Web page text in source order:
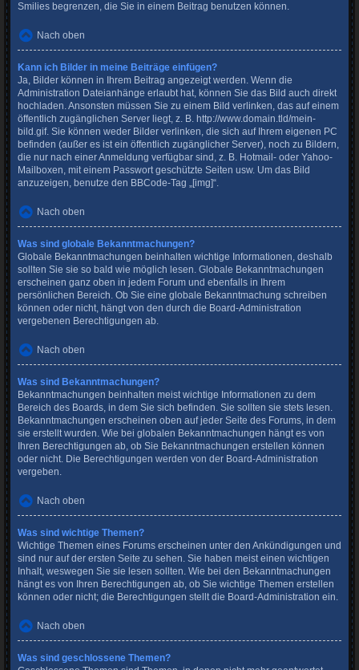
Smilies begrenzen, die Sie in einem Beitrag benutzen können.
Nach oben
Kann ich Bilder in meine Beiträge einfügen?
Ja, Bilder können in Ihrem Beitrag angezeigt werden. Wenn die
Administration Dateianhänge erlaubt hat, können Sie das Bild auch direkt
hochladen. Ansonsten müssen Sie zu einem Bild verlinken, das auf einem
öffentlich zugänglichen Server liegt, z. B. http://www.domain.tld/mein-
bild.gif. Sie können weder Bilder verlinken, die sich auf Ihrem eigenen PC
befinden (außer es ist ein öffentlich zugänglicher Server), noch zu Bildern,
die nur nach einer Anmeldung verfügbar sind, z. B. Hotmail- oder Yahoo-
Mailboxen, mit einem Passwort geschützte Seiten usw. Um das Bild
anzuzeigen, benutze den BBCode-Tag „[img]“.
Nach oben
Was sind globale Bekanntmachungen?
Globale Bekanntmachungen beinhalten wichtige Informationen, deshalb
sollten Sie sie so bald wie möglich lesen. Globale Bekanntmachungen
erscheinen ganz oben in jedem Forum und ebenfalls in Ihrem
persönlichen Bereich. Ob Sie eine globale Bekanntmachung schreiben
können oder nicht, hängt von den durch die Board-Administration
vergebenen Berechtigungen ab.
Nach oben
Was sind Bekanntmachungen?
Bekanntmachungen beinhalten meist wichtige Informationen zu dem
Bereich des Boards, in dem Sie sich befinden. Sie sollten sie stets lesen.
Bekanntmachungen erscheinen oben auf jeder Seite des Forums, in dem
sie erstellt wurden. Wie bei globalen Bekanntmachungen hängt es von
Ihren Berechtigungen ab, ob Sie Bekanntmachungen erstellen können
oder nicht. Die Berechtigungen werden von der Board-Administration
vergeben.
Nach oben
Was sind wichtige Themen?
Wichtige Themen eines Forums erscheinen unter den Ankündigungen und
sind nur auf der ersten Seite zu sehen. Sie haben meist einen wichtigen
Inhalt, weswegen Sie sie lesen sollten. Wie bei den Bekanntmachungen
hängt es von Ihren Berechtigungen ab, ob Sie wichtige Themen erstellen
können oder nicht; die Berechtigungen stellt die Board-Administration ein.
Nach oben
Was sind geschlossene Themen?